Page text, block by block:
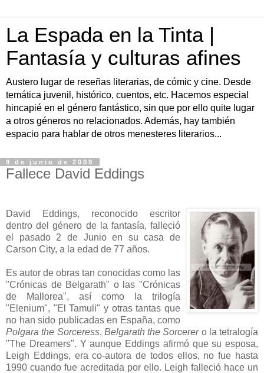
La Espada en la Tinta |
Fantasía y culturas afines
Austero lugar de reseñas literarias, de cómic y cine. Desde
temática juvenil, histórico, cuentos, etc. Hacemos especial
hincapié en el género fantástico, sin que por ello quite lugar
a otros géneros no relacionados. Además, hay también
espacio para hablar de otros menesteres literarios...
9 de junio de 2009
Fallece David Eddings
David Eddings, reconocido escritor
dentro del género de la fantasía, falleció
el pasado 2 de Junio en su casa de
Carson City, a la edad de 77 años.
Es autor de obras tan conocidas como las
"Crónicas de Belgarath" o las "Crónicas
de Mallorea", así como la trilogía
"Elenium", "El Tamuli" y otras tantas que
no han sido publicadas en España, como
Polgara the Sorceress, Belgarath the Sorcerero la tetralogía
"The Dreamers". Y aunque Eddings afirmó que su esposa,
Leigh Eddings, era co-autora de todos ellos, no fue hasta
1990 cuando fue acreditada por ello. Leigh falleció hace un